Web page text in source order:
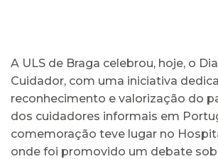
A ULS de Braga celebrou, hoje, o
Cuidador, com uma iniciativa
reconhecimento e valorização do
dos cuidadores informais em
comemoração teve lugar no
onde foi promovido um debate